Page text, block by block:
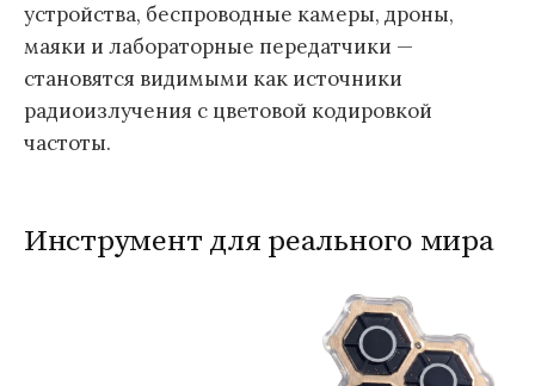
устройства, беспроводные камеры, дроны,
маяки и лабораторные передатчики —
становятся видимыми как источники
радиоизлучения с цветовой кодировкой
частоты.
Инструмент для реального мира